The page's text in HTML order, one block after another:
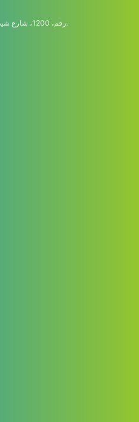
رقم، 1200، شارع شيداي، مدينة لونغ قانغ، ونزهو، الصين.